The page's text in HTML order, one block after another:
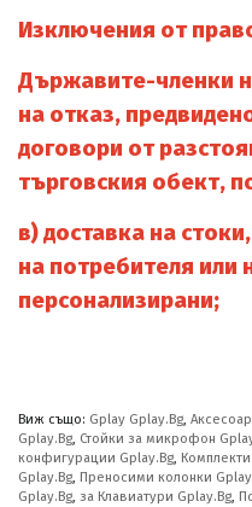
Изключения от
Държавите-членки
на отказ,
договори от
търговския обект,
в)доставка на
на потребителя или
персонализирани;
Виж също: Gplay Gplay.Bg,
Gplay.Bg, Стойки за микрофон
конфигурации Gplay.Bg,
Gplay.Bg, Преносими колонки
Gplay.Bg, за Клавиатури Gplay.Bg,